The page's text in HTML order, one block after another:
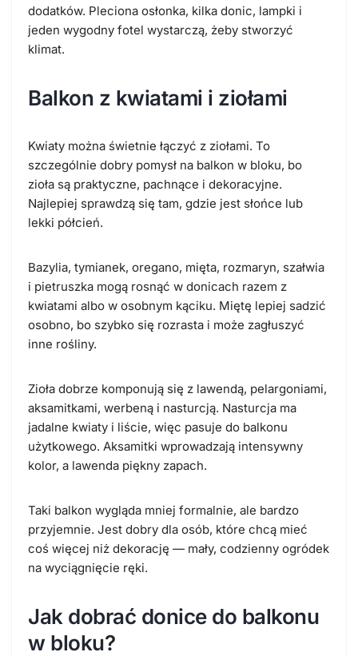
dodatków. Pleciona osłonka, kilka donic, lampki i
jeden wygodny fotel wystarczą, żeby stworzyć
klimat.
Balkon z kwiatami i ziołami
Kwiaty można świetnie łączyć z ziołami. To
szczególnie dobry pomysł na balkon w bloku, bo
zioła są praktyczne, pachnące i dekoracyjne.
Najlepiej sprawdzą się tam, gdzie jest słońce lub
lekki półcień.
Bazylia, tymianek, oregano, mięta, rozmaryn, szałwia
i pietruszka mogą rosnąć w donicach razem z
kwiatami albo w osobnym kąciku. Miętę lepiej sadzić
osobno, bo szybko się rozrasta i może zagłuszyć
inne rośliny.
Zioła dobrze komponują się z lawendą, pelargoniami,
aksamitkami, werbeną i nasturcją. Nasturcja ma
jadalne kwiaty i liście, więc pasuje do balkonu
użytkowego. Aksamitki wprowadzają intensywny
kolor, a lawenda piękny zapach.
Taki balkon wygląda mniej formalnie, ale bardzo
przyjemnie. Jest dobry dla osób, które chcą mieć
coś więcej niż dekorację — mały, codzienny ogródek
na wyciągnięcie ręki.
Jak dobrać donice do balkonu
w bloku?